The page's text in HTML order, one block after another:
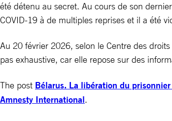
été détenu au secret. Au cours de son
COVID-19 à de multiples reprises et il a été
Au 20 février 2026, selon le Centre des
pas exhaustive, car elle repose sur des
The post Bélarus. La libération du
Amnesty International.